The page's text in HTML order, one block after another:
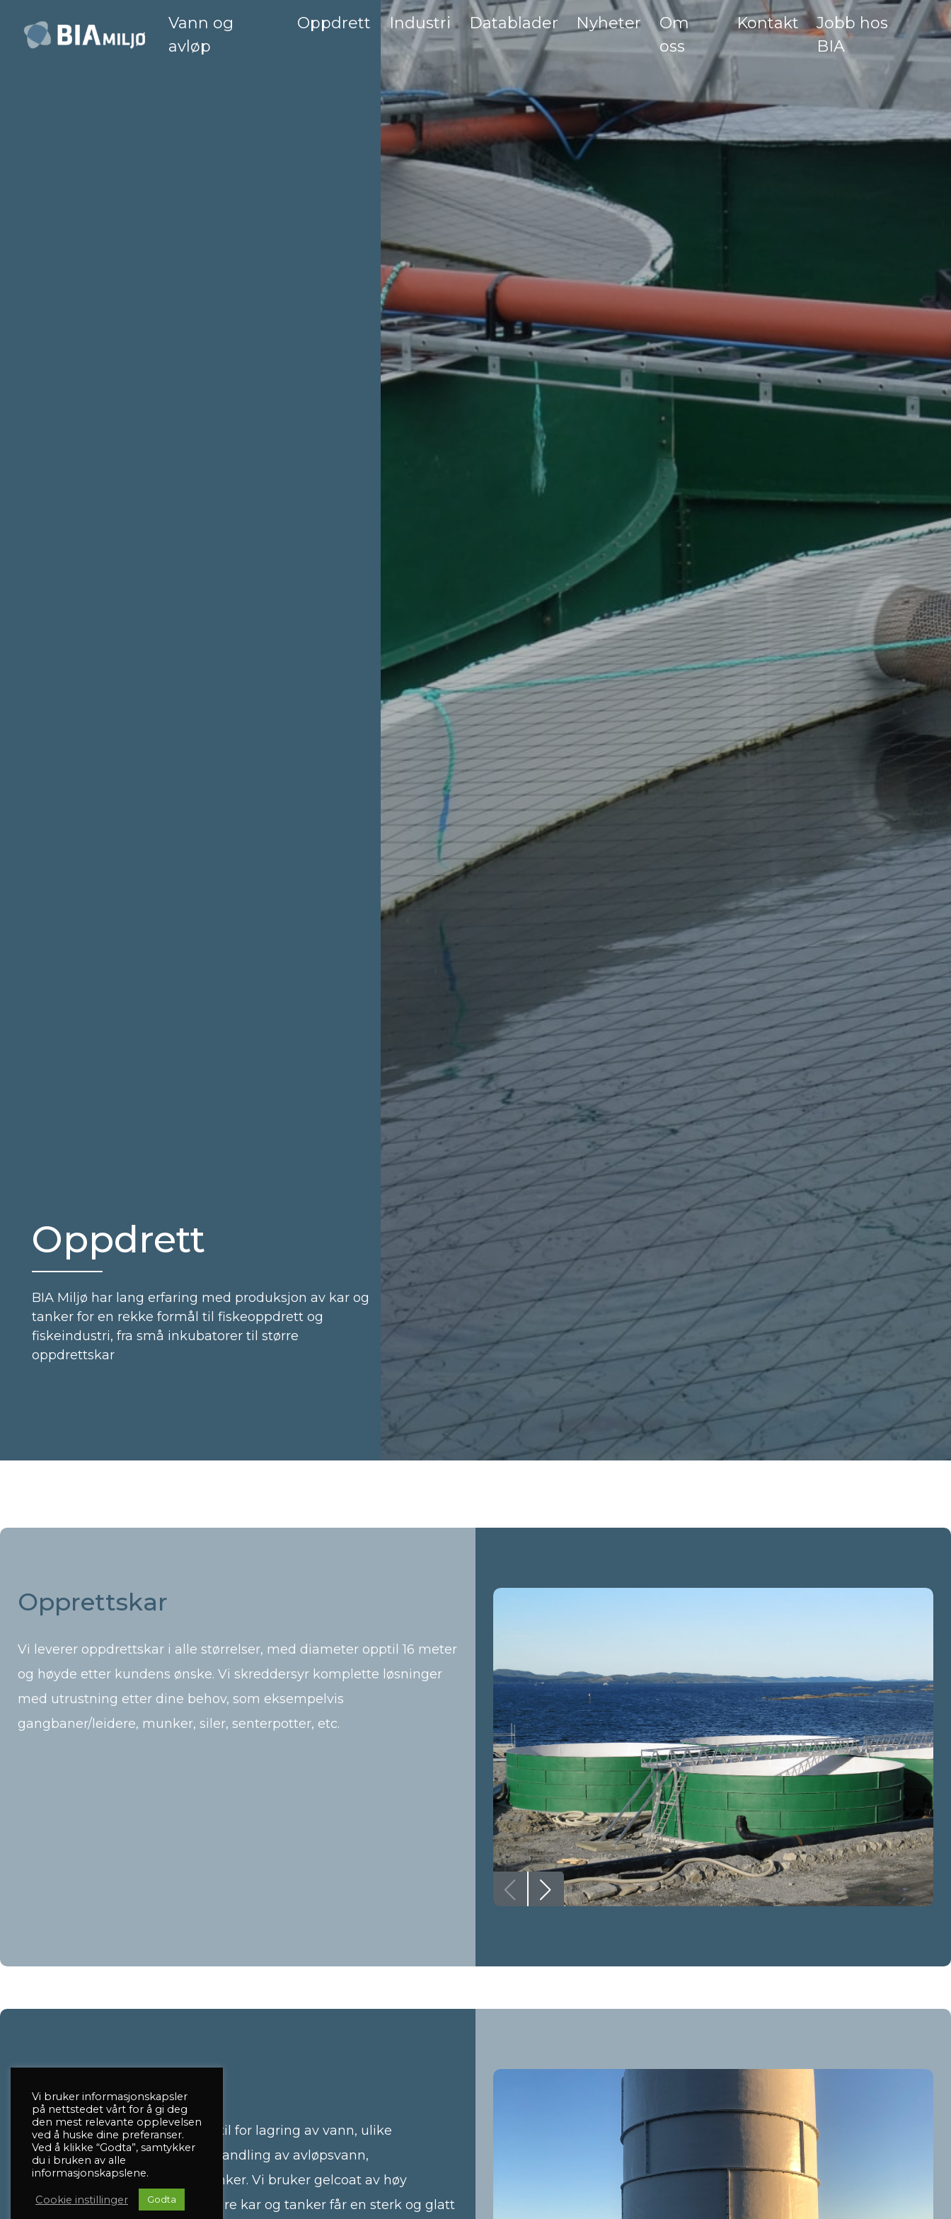
Main Navigation
Vann og
avløp
Oppdrett Industri Datablader Nyheter
Om
oss
Kontakt
Jobb hos
BIA
Oppdrett
BIA Miljø har lang erfaring med produksjon av kar og
tanker for en rekke formål til fiskeoppdrett og
fiskeindustri, fra små inkubatorer til større
oppdrettskar
Opprettskar
Vi leverer oppdrettskar i alle størrelser, med diameter opptil 16 meter
og høyde etter kundens ønske. Vi skreddersyr komplette løsninger
med utrustning etter dine behov, som eksempelvis
gangbaner/leidere, munker, siler, senterpotter, etc.
i leverer også store lagertanker til for lagring av vann, ulike
kjemikalier, holdetanker for behandling av avløpsvann,
blodvannstanker og ensilasjetanker. Vi bruker gelcoat av høy
kvalitet, noe som medfører at våre kar og tanker får en sterk og glatt
Vi bruker informasjonskapsler
på nettstedet vårt for å gi deg
den mest relevante opplevelsen
ved å huske dine preferanser.
Ved å klikke “Godta”, samtykker
du i bruken av alle
informasjonskapslene.
Cookie instillinger Godta